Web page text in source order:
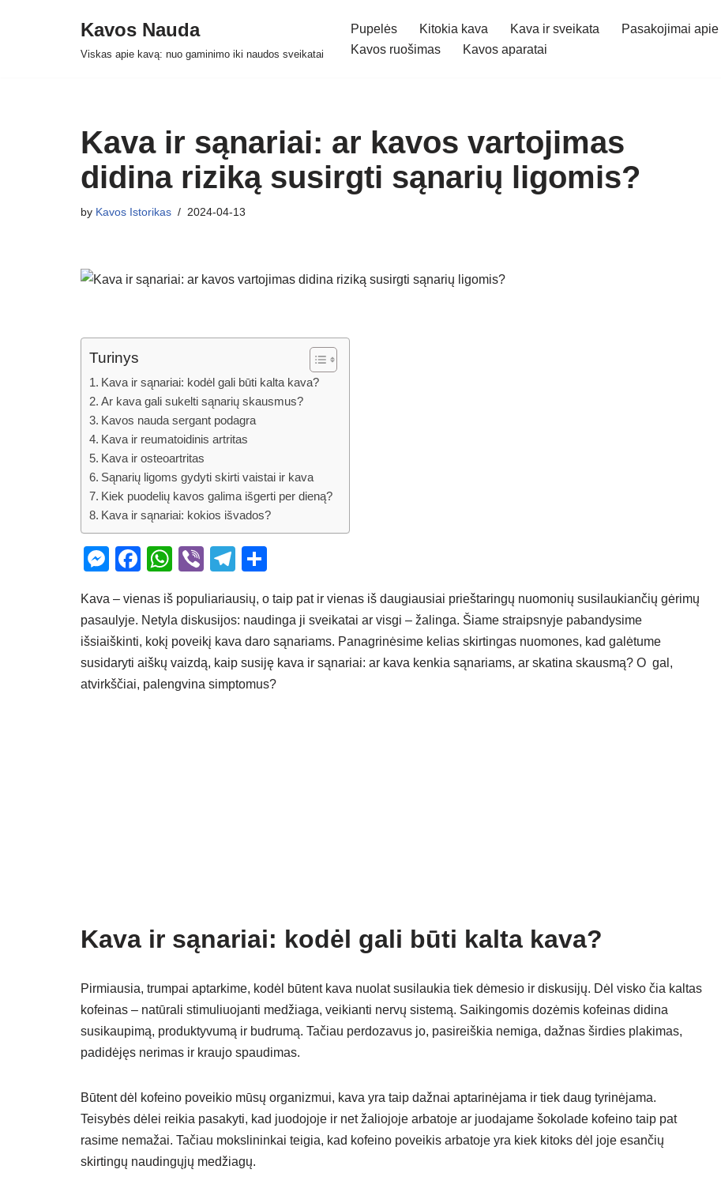
Kavos Nauda
Viskas apie kavą: nuo gaminimo iki naudos sveikatai
Pupelės Kitokia kava Kava ir sveikata Pasakojimai apie
Kavos ruošimas
Kavos aparatai
Kava ir sąnariai: ar kavos vartojimas
didina riziką susirgti sąnarių ligomis?
by Kavos Istorikas 2024-04-13
Turinys
Kava ir sąnariai: kodėl gali būti kalta kava?
Ar kava gali sukelti sąnarių skausmus?
Kavos nauda sergant podagra
Kava ir reumatoidinis artritas
Kava ir osteoartritas
Sąnarių ligoms gydyti skirti vaistai ir kava
Kiek puodelių kavos galima išgerti per dieną?
Kava ir sąnariai: kokios išvados?
M
ss
e
n
g
F
c
e
b
o
W
at
s
A
p
Vi
er
T
e
gr
a
m
ar
e
Kava – vienas iš populiariausių, o taip pat ir vienas iš daugiausiai prieštaringų nuomonių susilaukiančių gėrimų
pasaulyje. Netyla diskusijos: naudinga ji sveikatai ar visgi – žalinga. Šiame straipsnyje pabandysime
išsiaiškinti, kokį poveikį kava daro sąnariams. Panagrinėsime kelias skirtingas nuomones, kad galėtume
susidaryti aiškų vaizdą, kaip susiję kava ir sąnariai: ar kava kenkia sąnariams, ar skatina skausmą? O gal,
atvirkščiai, palengvina simptomus?
Kava ir sąnariai: kodėl gali būti kalta kava?
Pirmiausia, trumpai aptarkime, kodėl būtent kava nuolat susilaukia tiek dėmesio ir diskusijų. Dėl visko čia kaltas
kofeinas – natūrali stimuliuojanti medžiaga, veikianti nervų sistemą. Saikingomis dozėmis kofeinas didina
susikaupimą, produktyvumą ir budrumą. Tačiau perdozavus jo, pasireiškia nemiga, dažnas širdies plakimas,
padidėjęs nerimas ir kraujo spaudimas.
Būtent dėl kofeino poveikio mūsų organizmui, kava yra taip dažnai aptarinėjama ir tiek daug tyrinėjama.
Teisybės dėlei reikia pasakyti, kad juodojoje ir net žaliojoje arbatoje ar juodajame šokolade kofeino taip pat
rasime nemažai. Tačiau mokslininkai teigia, kad kofeino poveikis arbatoje yra kiek kitoks dėl joje esančių
skirtingų naudingųjų medžiagų.